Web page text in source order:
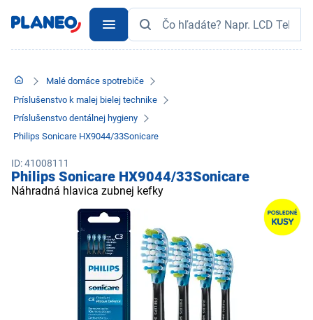
Malé domáce spotrebiče
Príslušenstvo k malej bielej technike
Príslušenstvo dentálnej hygieny
Philips Sonicare HX9044/33Sonicare
ID: 41008111
Philips Sonicare HX9044/33Sonicare
Náhradná hlavica zubnej kefky